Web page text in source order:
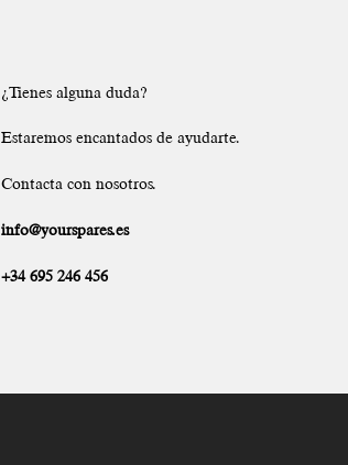
¿Tienes alguna duda?
Estaremos encantados de ayudarte.
Contacta con nosotros.
info@yourspares.es
+34 695 246 456